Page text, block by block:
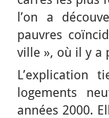
l’on a
pauvres
ville », où il y a
L’explication
logements
années 2000.